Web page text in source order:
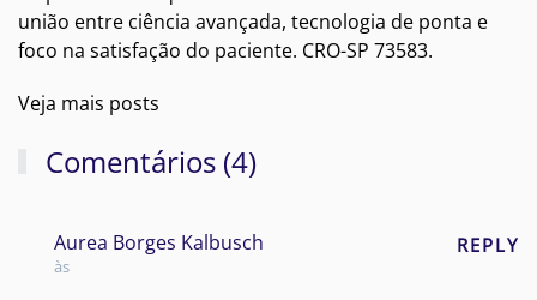
união entre ciência avançada, tecnologia de ponta e
foco na satisfação do paciente. CRO-SP 73583.
Veja mais posts
Comentários (4)
Aurea Borges Kalbusch
às
REPLY